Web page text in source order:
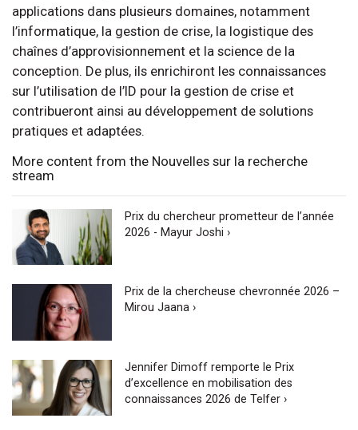
applications dans plusieurs domaines, notamment
l’informatique, la gestion de crise, la logistique des
chaînes d’approvisionnement et la science de la
conception. De plus, ils enrichiront les connaissances
sur l’utilisation de l’ID pour la gestion de crise et
contribueront ainsi au développement de solutions
pratiques et adaptées.
More content from the Nouvelles sur la recherche
stream
Prix du chercheur prometteur de l’année
2026 - Mayur Joshi ›
Prix de la chercheuse chevronnée 2026 –
Mirou Jaana ›
Jennifer Dimoff remporte le Prix
d’excellence en mobilisation des
connaissances 2026 de Telfer ›